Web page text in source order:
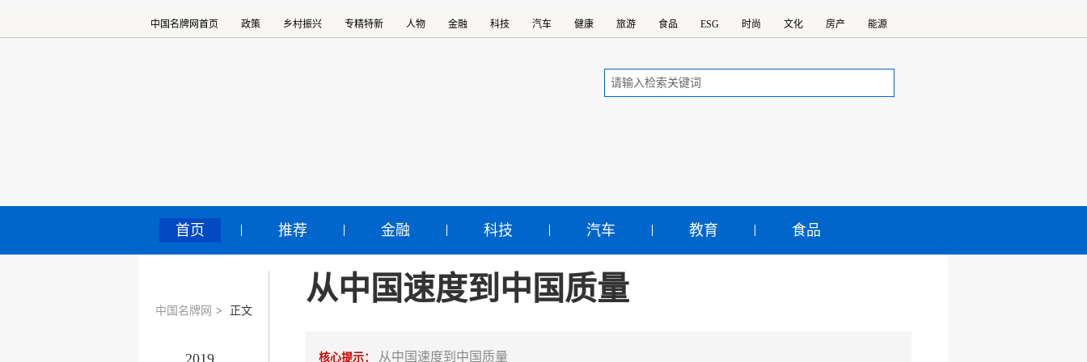
中国名牌网首页 政策 乡村振兴 专精特新 人物 金融 科技 汽车 健康 旅游 食品 ESG 时尚 文化 房产 能源
首页 推荐 金融 科技 汽车 教育 食品
中国名牌网 > 正文
2019
从中国速度到中国质量
核心提示： 从中国速度到中国质量